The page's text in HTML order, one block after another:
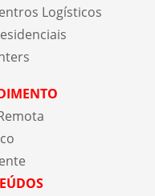
Logísticos